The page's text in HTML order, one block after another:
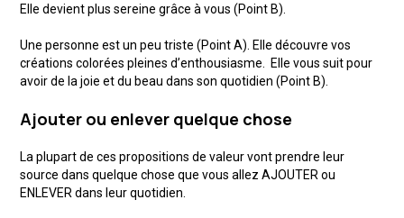
Elle devient plus sereine grâce à vous (Point B).
Une personne est un peu triste (Point A). Elle découvre vos
créations colorées pleines d’enthousiasme. Elle vous suit pour
avoir de la joie et du beau dans son quotidien (Point B).
Ajouter ou enlever quelque chose
La plupart de ces propositions de valeur vont prendre leur
source dans quelque chose que vous allez AJOUTER ou
ENLEVER dans leur quotidien.